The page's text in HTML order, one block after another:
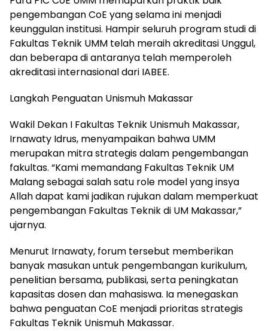
pengembangan CoE yang selama ini menjadi
keunggulan institusi. Hampir seluruh program studi di
Fakultas Teknik UMM telah meraih akreditasi Unggul,
dan beberapa di antaranya telah memperoleh
akreditasi internasional dari IABEE.
Langkah Penguatan Unismuh Makassar
Wakil Dekan I Fakultas Teknik Unismuh Makassar,
Irnawaty Idrus, menyampaikan bahwa UMM
merupakan mitra strategis dalam pengembangan
fakultas. “Kami memandang Fakultas Teknik UM
Malang sebagai salah satu role model yang insya
Allah dapat kami jadikan rujukan dalam memperkuat
pengembangan Fakultas Teknik di UM Makassar,”
ujarnya.
Menurut Irnawaty, forum tersebut memberikan
banyak masukan untuk pengembangan kurikulum,
penelitian bersama, publikasi, serta peningkatan
kapasitas dosen dan mahasiswa. Ia menegaskan
bahwa penguatan CoE menjadi prioritas strategis
Fakultas Teknik Unismuh Makassar.